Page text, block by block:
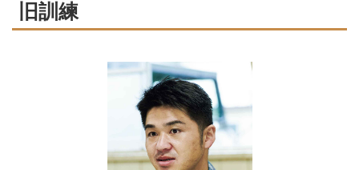
旧訓練